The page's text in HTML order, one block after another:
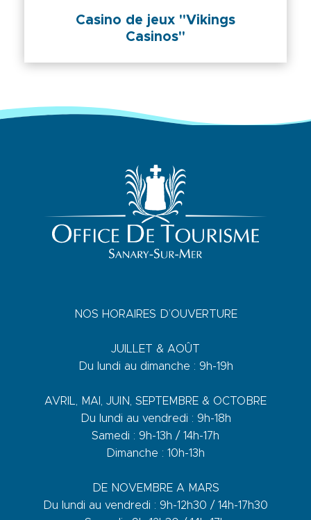
Casino de jeux "Vikings
Casinos"
NOS HORAIRES D’OUVERTURE
JUILLET & AOÛT
Du lundi au dimanche : 9h-19h
AVRIL, MAI, JUIN, SEPTEMBRE & OCTOBRE
Du lundi au vendredi : 9h-18h
Samedi : 9h-13h / 14h-17h
Dimanche : 10h-13h
DE NOVEMBRE A MARS
Du lundi au vendredi : 9h-12h30 / 14h-17h30